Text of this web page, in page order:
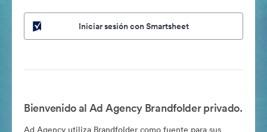
Iniciar sesión con Smartsheet
Bienvenido al Ad Agency Brandfolder privado.
Ad Agency utiliza Brandfolder como fuente para sus